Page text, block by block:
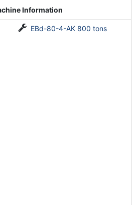
Information
EBd-80-4-AK 800 tons